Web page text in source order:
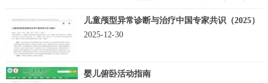
儿童颅型异常诊断与治疗中国专家共识（2025）
2025-12-30
婴儿俯卧活动指南